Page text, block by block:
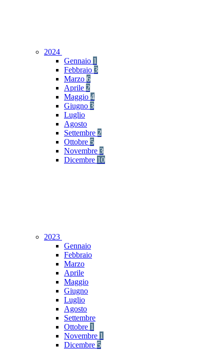
2024
Gennaio 1
Febbraio 3
Marzo 6
Aprile 2
Maggio 4
Giugno 3
Luglio
Agosto
Settembre 2
Ottobre 5
Novembre 3
Dicembre 10
2023
Gennaio
Febbraio
Marzo
Aprile
Maggio
Giugno
Luglio
Agosto
Settembre
Ottobre 1
Novembre 1
Dicembre 5